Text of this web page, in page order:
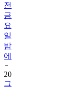
전
금
요
일
밤
에
20
그